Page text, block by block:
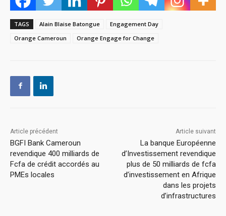
TAGS Alain Blaise Batongue
Engagement Day
Orange Cameroun
Orange Engage for Change
Article précédent
BGFI Bank Cameroun
revendique 400 milliards de
Fcfa de crédit accordés au
PMEs locales
Article suivant
La banque Européenne
d’Investissement revendique
plus de 50 milliards de fcfa
d’investissement en Afrique
dans les projets
d’infrastructures